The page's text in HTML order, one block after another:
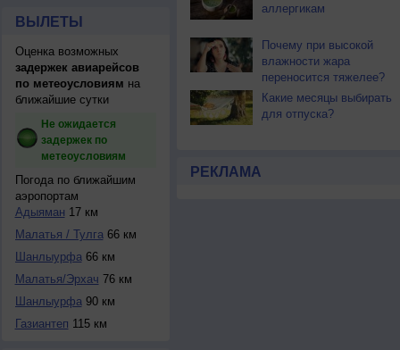
ВЫЛЕТЫ
Оценка возможных
задержек авиарейсов
по метеоусловиям на
ближайшие сутки
Не ожидается
задержек по
метеоусловиям
Погода по ближайшим
аэропортам
Адыяман 17 км
Малатья / Тулга66 км
Шанлыурфа66 км
Малатья/Эрхач 76 км
Шанлыурфа90 км
Газиантеп 115 км
аллергикам
Почему при высокой
влажности жара
переносится тяжелее?
Какие месяцы выбирать
для отпуска?
РЕКЛАМА